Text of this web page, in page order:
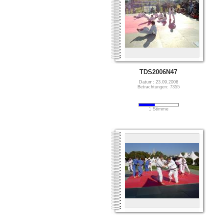
TDS2006N47
Datum: 23.09.2006
Betrachtungen: 7355
1 Stimme